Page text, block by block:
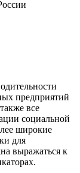
предприятий
все
социальной
широкие
для
выражаться к